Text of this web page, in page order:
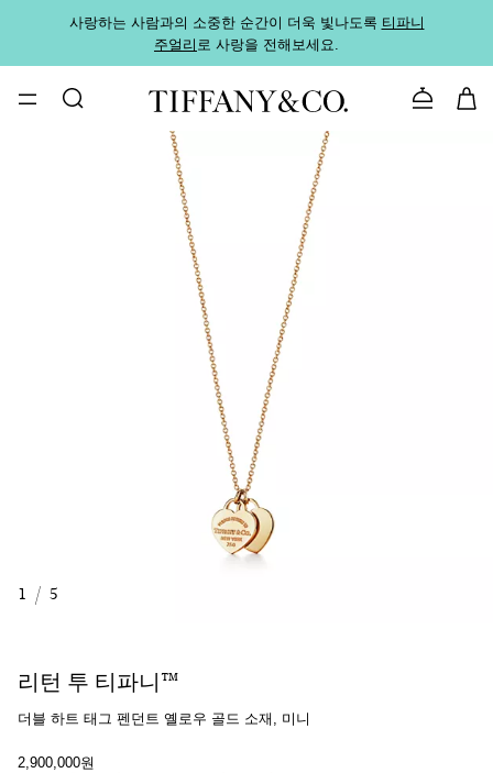
사랑하는 사람과의 소중한 순간이 더욱 빛나도록 티파니
주얼리로 사랑을 전해보세요.
문의하기
1 / 5
리턴 투 티파니™
더블 하트 태그 펜던트 옐로우 골드 소재, 미니
2,900,000원